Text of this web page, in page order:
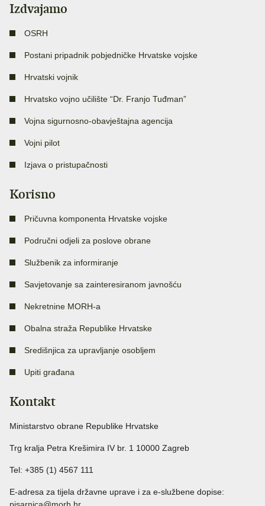
Izdvajamo
OSRH
Postani pripadnik pobjedničke Hrvatske vojske
Hrvatski vojnik
Hrvatsko vojno učilište “Dr. Franjo Tuđman”
Vojna sigurnosno-obavještajna agencija
Vojni pilot
Izjava o pristupačnosti
Korisno
Pričuvna komponenta Hrvatske vojske
Područni odjeli za poslove obrane
Službenik za informiranje
Savjetovanje sa zainteresiranom javnošću
Nekretnine MORH-a
Obalna straža Republike Hrvatske
Središnjica za upravljanje osobljem
Upiti građana
Kontakt
Ministarstvo obrane Republike Hrvatske
Trg kralja Petra Krešimira IV br. 1 10000 Zagreb
Tel: +385 (1) 4567 111
E-adresa za tijela državne uprave i za e-službene dopise: